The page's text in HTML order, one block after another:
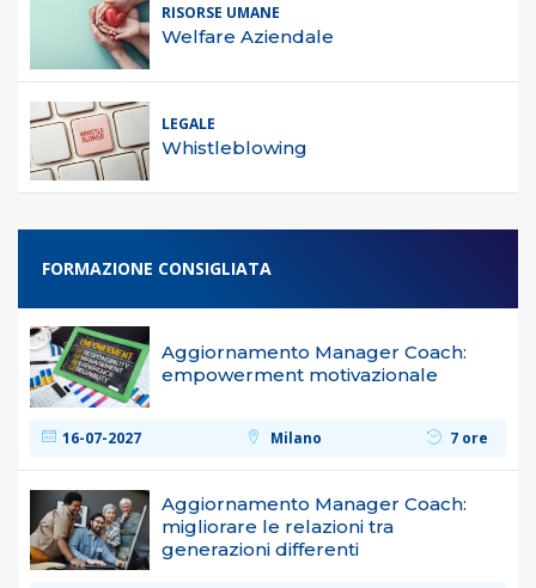
RISORSE UMANE
Welfare Aziendale
LEGALE
Whistleblowing
FORMAZIONE CONSIGLIATA
Aggiornamento Manager Coach:
empowerment motivazionale
16-07-2027 Milano 7 ore
Aggiornamento Manager Coach:
migliorare le relazioni tra
generazioni differenti